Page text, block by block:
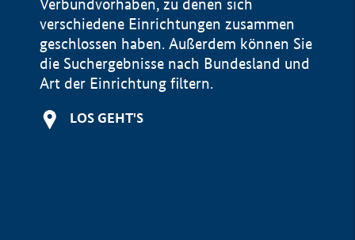
Verbundvorhaben, zu denen sich
verschiedene Einrichtungen zusammen
geschlossen haben. Außerdem können Sie
die Suchergebnisse nach Bundesland und
Art der Einrichtung filtern.
LOS GEHT'S